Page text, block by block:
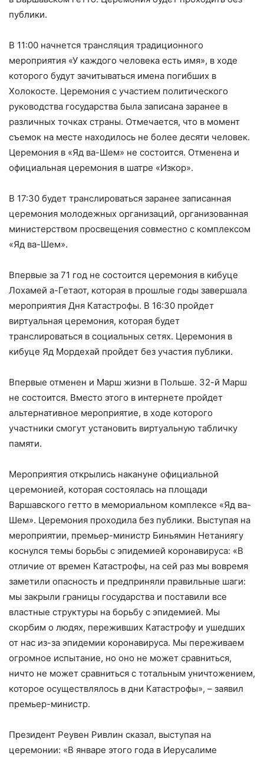
публики.
В 11:00 начнется трансляция традиционного
мероприятия «У каждого человека есть имя», в ходе
которого будут зачитываться имена погибших в
Холокосте. Церемония с участием политического
руководства государства была записана заранее в
различных точках страны. Отмечается, что в момент
съемок на месте находилось не более десяти человек.
Церемония в «Яд ва-Шем» не состоится. Отменена и
официальная церемония в шатре «Изкор».
В 17:30 будет транслироваться заранее записанная
церемония молодежных организаций, организованная
министерством просвещения совместно с комплексом
«Яд ва-Шем».
Впервые за 71 год не состоится церемония в кибуце
Лохамей а-Гетаот, которая в прошлые годы завершала
мероприятия Дня Катастрофы. В 16:30 пройдет
виртуальная церемония, которая будет
транслироваться в социальных сетях. Церемония в
кибуце Яд Мордехай пройдет без участия публики.
Впервые отменен и Марш жизни в Польше. 32-й Марш
не состоится. Вместо этого в интернете пройдет
альтернативное мероприятие, в ходе которого
участники смогут установить виртуальную табличку
памяти.
Мероприятия открылись накануне официальной
церемонией, которая состоялась на площади
Варшавского гетто в мемориальном комплексе «Яд ва-
Шем». Церемония проходила без публики. Выступая на
мероприятии, премьер-министр Биньямин Нетаниягу
коснулся темы борьбы с эпидемией коронавируса: «В
отличие от времен Катастрофы, на сей раз мы вовремя
заметили опасность и предприняли правильные шаги:
мы закрыли границы государства и поставили все
властные структуры на борьбу с эпидемией. Мы
скорбим о людях, переживших Катастрофу и ушедших
от нас из-за эпидемии коронавируса. Мы переживаем
огромное испытание, но оно не может сравниться,
ничто не может сравниться с тотальным уничтожением,
которое осуществлялось в дни Катастрофы», – заявил
премьер-министр.
Президент Реувен Ривлин сказал, выступая на
церемонии: «В январе этого года в Иерусалиме